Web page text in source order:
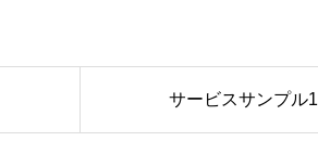
サービスサンプル1